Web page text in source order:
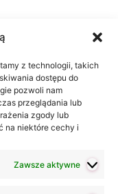
z technologii, takich
dostępu do
pozwoli nam
przeglądania lub
zgody lub
na niektóre cechy i
Zawsze aktywne